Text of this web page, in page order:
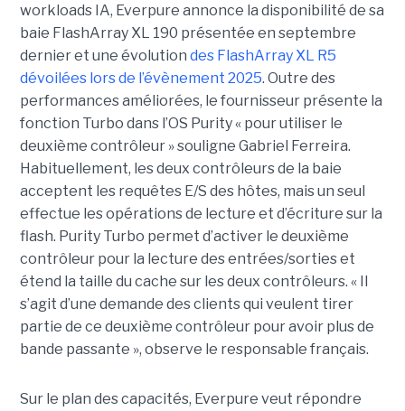
workloads IA, Everpure annonce la disponibilité de sa
baie FlashArray XL 190 présentée en septembre
dernier et une évolution des FlashArray XL R5
dévoilées lors de l’évènement 2025. Outre des
performances améliorées, le fournisseur présente la
fonction Turbo dans l’OS Purity « pour utiliser le
deuxième contrôleur » souligne Gabriel Ferreira.
Habituellement, les deux contrôleurs de la baie
acceptent les requêtes E/S des hôtes, mais un seul
effectue les opérations de lecture et d’écriture sur la
flash. Purity Turbo permet d’activer le deuxième
contrôleur pour la lecture des entrées/sorties et
étend la taille du cache sur les deux contrôleurs. « Il
s’agit d’une demande des clients qui veulent tirer
partie de ce deuxième contrôleur pour avoir plus de
bande passante », observe le responsable français.
Sur le plan des capacités, Everpure veut répondre